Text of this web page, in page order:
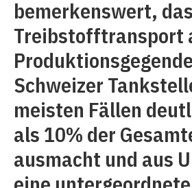
bemerkenswert,
Treibstofftransport
Schweizer
meisten Fällen
als 10% der
ausmacht und aus